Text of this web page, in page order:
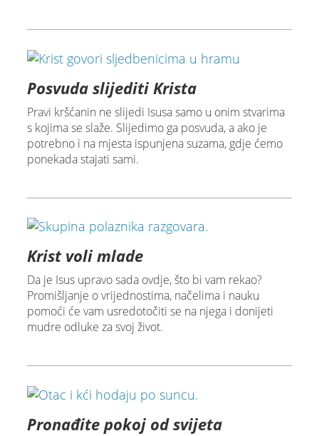
Posvuda slijediti Krista
Pravi kršćanin ne slijedi Isusa samo u onim stvarima
s kojima se slaže. Slijedimo ga posvuda, a ako je
potrebno i na mjesta ispunjena suzama, gdje ćemo
ponekada stajati sami.
Krist voli mlade
Da je Isus upravo sada ovdje, što bi vam rekao?
Promišljanje o vrijednostima, načelima i nauku
pomoći će vam usredotočiti se na njega i donijeti
mudre odluke za svoj život.
Pronađite pokoj od svijeta